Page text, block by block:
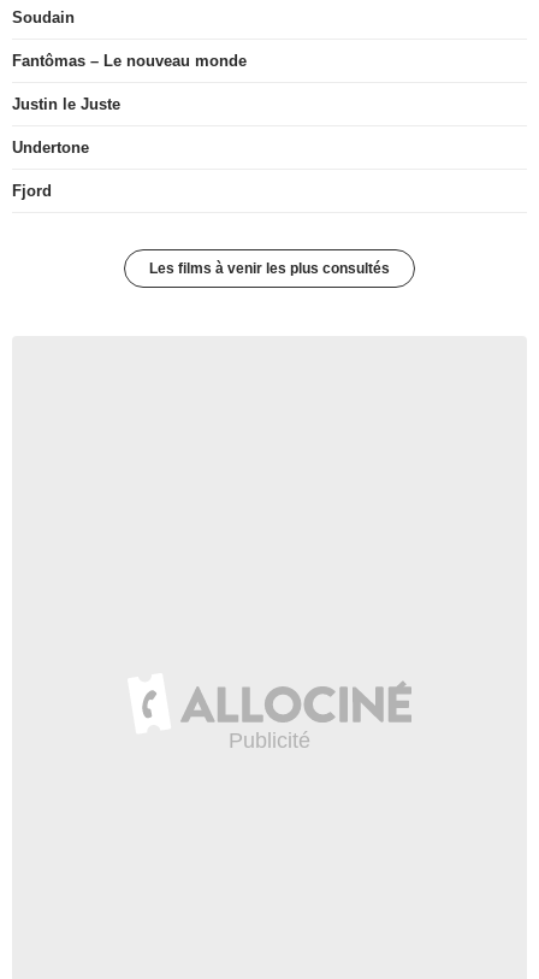
Soudain
Fantômas – Le nouveau monde
Justin le Juste
Undertone
Fjord
Les films à venir les plus consultés